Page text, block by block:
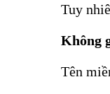
Tuy
Không
Tên